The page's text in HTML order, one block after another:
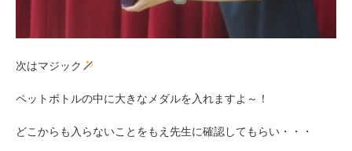
次はマジック
ペットボトルの中に大きなメダルを入れますよ～！
どこからも入らないことをもえ先生に確認してもらい・・・